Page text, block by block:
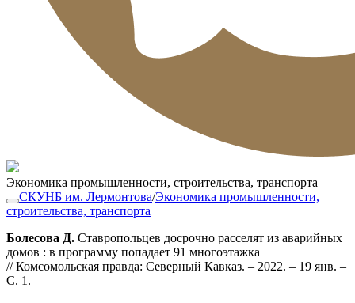
Экономика промышленности, строительства, транспорта
СКУНБ им. Лермонтова/Экономика промышленности,
строительства, транспорта
Болесова Д. Ставропольцев досрочно расселят из аварийных
домов : в программу попадает 91 многоэтажка
// Комсомольская правда: Северный Кавказ. – 2022. – 19 янв. –
С. 1.